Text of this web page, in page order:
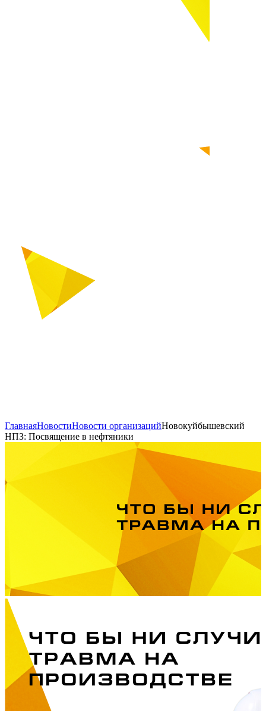
ГлавнаяНовостиНовости организацийНовокуйбышевский
НПЗ: Посвящение в нефтяники